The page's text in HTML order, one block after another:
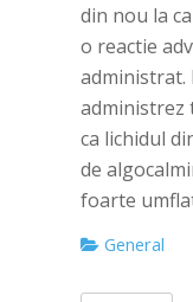
din nou la
o reactie
administrat.
administrez
ca lichidul
de
foarte
General